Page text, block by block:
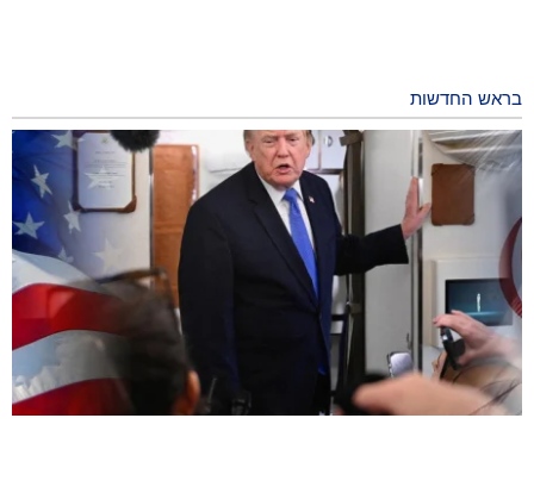
בראש החדשות